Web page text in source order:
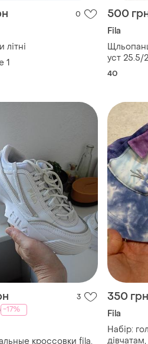
0
літні
1
500
Fila
уст 25.5/
40
3
-17%
кроссовки fila,
350 грн
Fila
Набір: